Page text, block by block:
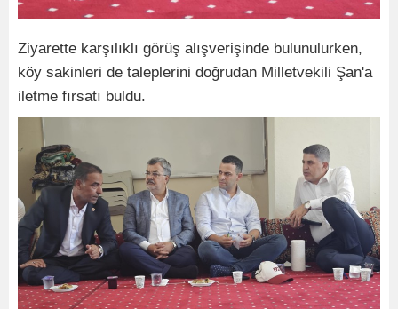
Ziyarette karşılıklı görüş alışverişinde bulunulurken,
köy sakinleri de taleplerini doğrudan Milletvekili Şan'a
iletme fırsatı buldu.